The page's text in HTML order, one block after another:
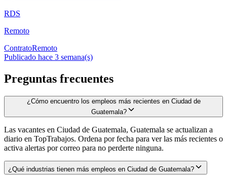
RDS
Remoto
ContratoRemoto
Publicado hace 3 semana(s)
Preguntas frecuentes
¿Cómo encuentro los empleos más recientes en Ciudad de
Guatemala?
Las vacantes en Ciudad de Guatemala, Guatemala se actualizan a
diario en TopTrabajos. Ordena por fecha para ver las más recientes o
activa alertas por correo para no perderte ninguna.
¿Qué industrias tienen más empleos en Ciudad de Guatemala?